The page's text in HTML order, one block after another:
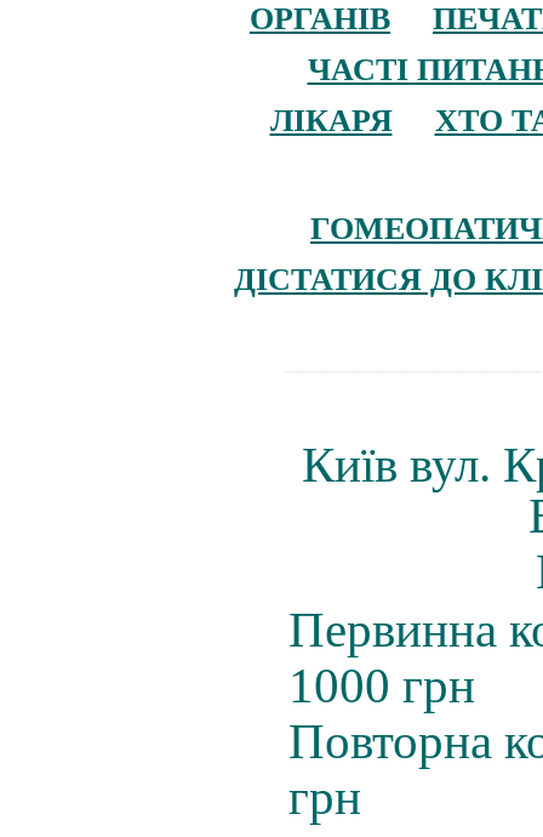
ОРГАНІВ
ПЕЧАТ
ЧАСТІ
ЛІКАРЯ
ХТО
ГОМЕОПАТИЧ
ДІСТАТИСЯ ДО
Київ вул.
Первинна
1000 грн
Повторна
грн